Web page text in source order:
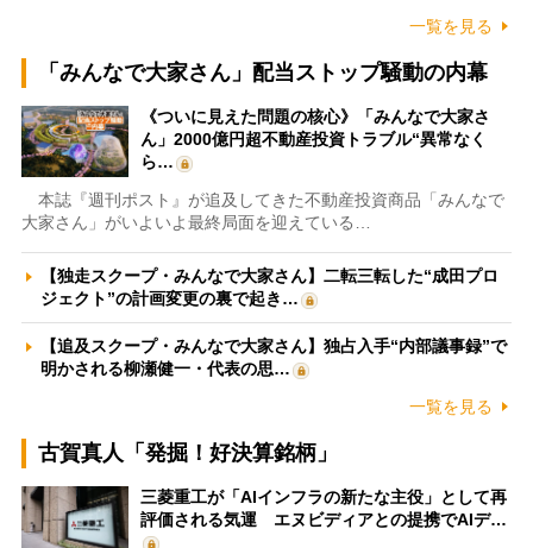
一覧を見る
「みんなで大家さん」配当ストップ騒動の内幕
《ついに見えた問題の核心》「みんなで大家さ
ん」2000億円超不動産投資トラブル“異常なく
ら…
本誌『週刊ポスト』が追及してきた不動産投資商品「みんなで
大家さん」がいよいよ最終局面を迎えている…
【独走スクープ・みんなで大家さん】二転三転した“成田プロ
ジェクト”の計画変更の裏で起き…
【追及スクープ・みんなで大家さん】独占入手“内部議事録”で
明かされる柳瀬健一・代表の思…
一覧を見る
古賀真人「発掘！好決算銘柄」
三菱重工が「AIインフラの新たな主役」として再
評価される気運 エヌビディアとの提携でAIデ…